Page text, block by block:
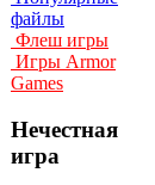
файлы
Флеш игры
Игры Armor
Games
Нечестная
игра